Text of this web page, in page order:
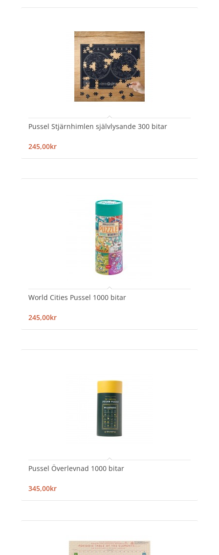
Pussel Stjärnhimlen självlysande 300 bitar
245,00kr
World Cities Pussel 1000 bitar
245,00kr
Pussel Överlevnad 1000 bitar
345,00kr